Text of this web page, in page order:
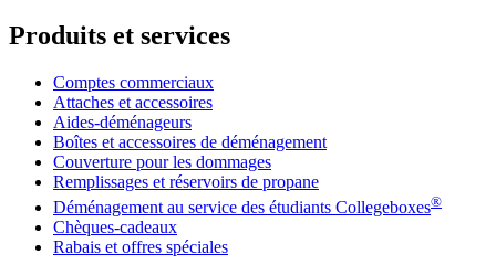
Produits et services
Comptes commerciaux
Attaches et accessoires
Aides-déménageurs
Boîtes et accessoires de déménagement
Couverture pour les dommages
Remplissages et réservoirs de propane
Déménagement au service des étudiants Collegeboxes®
Chèques-cadeaux
Rabais et offres spéciales